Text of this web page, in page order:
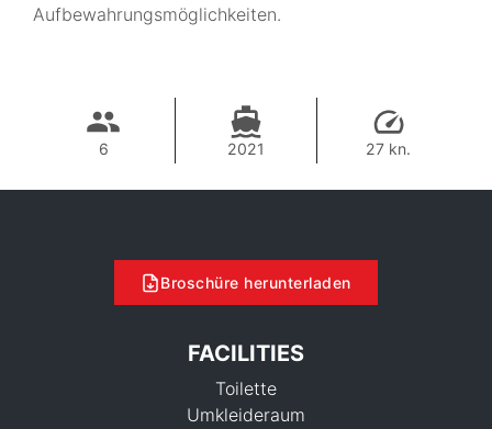
Aufbewahrungsmöglichkeiten.
6 2021 27 kn.
Broschüre herunterladen
FACILITIES
Toilette
Umkleideraum